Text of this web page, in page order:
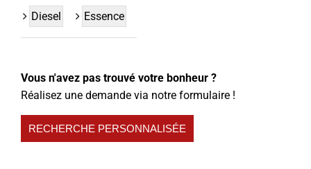
Diesel Essence
Vous n'avez pas trouvé votre bonheur ?
Réalisez une demande via notre formulaire !
RECHERCHE PERSONNALISÉE